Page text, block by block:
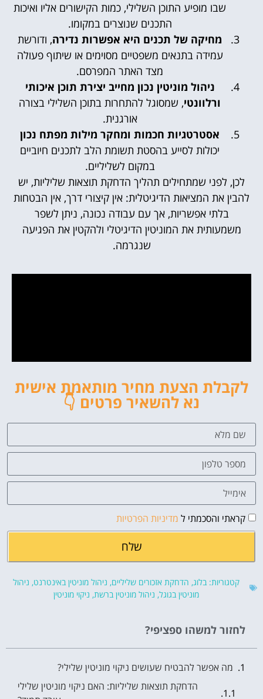
שבו מופיע התוכן השלילי, כמות הקישורים אליו ואיכות
התכנים שנוצרים במקומו.
מחיקה של תכנים היא אפשרות נדירה, ודורשת
עמידה בתנאים משפטיים מסוימים או שיתוף פעולה
מצד האתר המפרסם.
ניהול מוניטין נכון מחייב יצירת תוכן איכותי
ורלוונטי, שמסוגל להתחרות בתוכן השלילי בצורה
אורגנית.
אסטרטגיות חכמות ומחקר מילות מפתח נכון
יכולות לסייע בהסטת תשומת הלב לתכנים חיוביים
במקום לשליליים.
לכן, לפני שמתחילים תהליך הדחקת תוצאות שליליות, יש
להבין את המציאות הדיגיטלית: אין קיצורי דרך, אין הבטחות
בלתי אפשריות, אך עם עבודה נכונה, ניתן לשפר
משמעותית את המוניטין הדיגיטלי ולהקטין את הפגיעה
שנגרמה.
לקבלת הצעת מחיר מותאמת אישית
נא להשאיר פרטים 👇
קראתי והסכמתי ל מדיניות הפרטיות
שלח
קטגוריות: בלוג, הדחקת אזכורים שליליים, ניהול מוניטין באינטרנט, ניהול
מוניטין בגוגל, ניהול מוניטין ברשת, ניקוי מוניטין
לחזור למשהו ספציפי?
מה אפשר להבטיח שעושים ניקוי מוניטין שלילי?
הדחקת תוצאות שליליות: האם ניקוי מוניטין שלילי